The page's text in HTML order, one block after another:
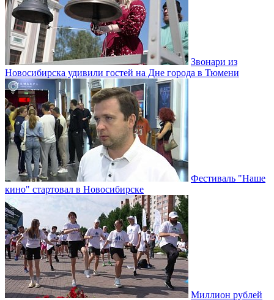
Звонари из
Новосибирска удивили гостей на Дне города в Тюмени
Фестиваль "Наше
кино" стартовал в Новосибирске
Миллион рублей